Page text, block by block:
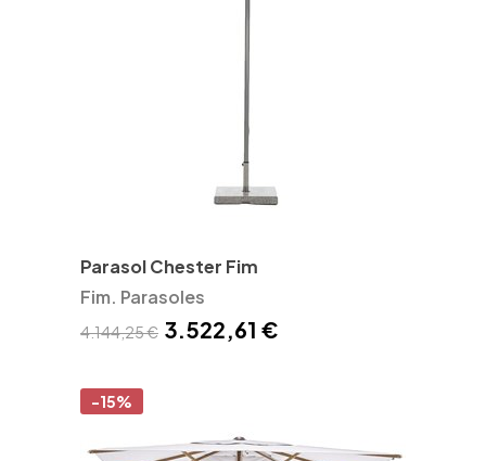
Parasol Chester Fim
Fim. Parasoles
4.144,25 € 3.522,61 €
-15%